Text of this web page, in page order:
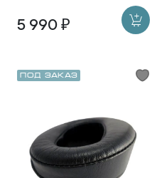
5 990 ₽
Под заказ